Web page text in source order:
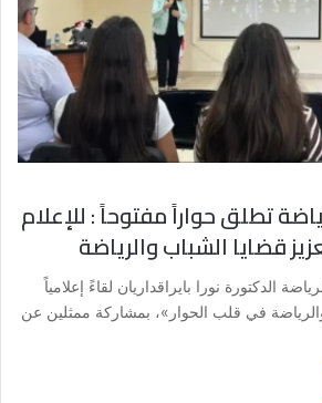
تطلق حواراً مفتوحاً : للإعلام
قضايا الشباب والرياضة
الدكتورة نورا بايراقداريان لقاءً إعلامياً
في قلب الحوار»، بمشاركة ممثلين عن